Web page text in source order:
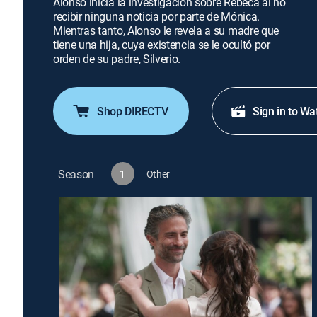
recibir ninguna noticia por parte de Mónica.
Mientras tanto, Alonso le revela a su madre que
tiene una hija, cuya existencia se le ocultó por
orden de su padre, Silverio.
Shop DIRECTV Sign in to
Season 1 Other